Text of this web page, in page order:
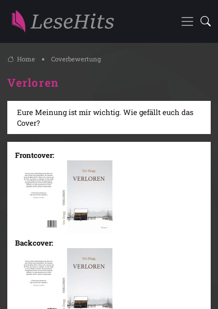
Home Coverbewertung
Verloren
Eure Meinung ist mir wichtig. Wie gefällt euch das
Cover?
Frontcover:
Backcover: